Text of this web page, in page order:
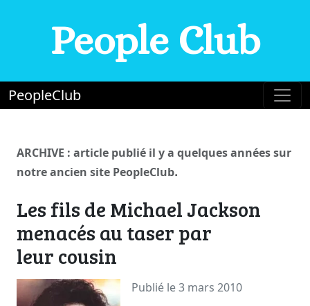
People Club
PeopleClub
ARCHIVE : article publié il y a quelques années sur
notre ancien site PeopleClub.
Les fils de Michael Jackson
menacés au taser par
leur cousin
Publié le 3 mars 2010